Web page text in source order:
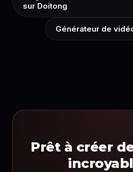
sur Doitong
Générateur de
Prêt à créer